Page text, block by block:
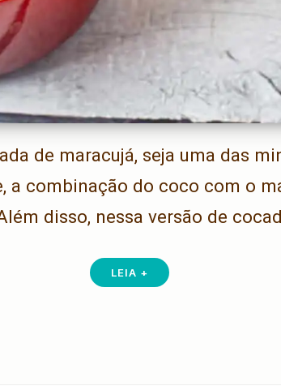
de maracujá, seja uma das
a combinação do coco com o
disso, nessa versão de
LEIA +